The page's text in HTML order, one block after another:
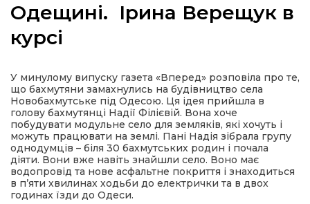
політика
місія
Одещині. Ірина Верещук в
курсі
У минулому випуску газета «Вперед» розповіла про те,
що бахмутяни замахнулись на будівництво села
Новобахмутське під Одесою. Ця ідея прийшла в
голову бахмутянці Надії Філієвій. Вона хоче
побудувати модульне село для земляків, які хочуть і
можуть працювати на землі. Пані Надія зібрала групу
однодумців – біля 30 бахмутських родин і почала
діяти. Вони вже навіть знайшли село. Воно має
водопровід та нове асфальтне покриття і знаходиться
в п’яти хвилинах ходьби до електрички та в двох
годинах їзди до Одеси.